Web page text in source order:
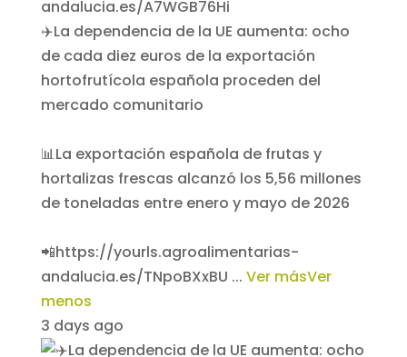
✈️La dependencia de la UE aumenta: ocho
de cada diez euros de la exportación
hortofrutícola española proceden del
mercado comunitario
📊La exportación española de frutas y
hortalizas frescas alcanzó los 5,56 millones
de toneladas entre enero y mayo de 2026
📲https://yourls.agroalimentarias-
andalucia.es/TNpoBXxBU ... Ver másVer
menos
3 days ago